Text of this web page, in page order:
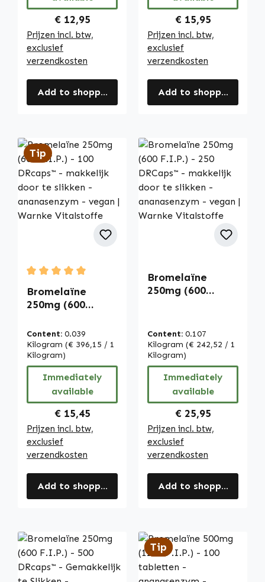
Regular price:
€ 12,95
Prijzen incl. btw,
exclusief
verzendkosten
Add to shopping cart
Regular price:
€ 15,95
Prijzen incl. btw,
exclusief
verzendkosten
Add to shopping cart
Tip
Average rating of 5 out of 5 stars
Bromelaïne
250mg (600
DRcaps™ -
makkelijk door te
slikken -
ananasenzym -
vegan | Warnke
Vitalstoffe
Content: 0.039
Kilogram (€ 396,15 / 1
Kilogram)
Immediately
available
Regular price:
€ 15,45
Prijzen incl. btw,
exclusief
verzendkosten
Add to shopping cart
Bromelaïne
250mg (600
makkelijk door te
slikken -
ananasenzym -
vegan | Warnke
Vitalstoffe
Content: 0.107
Kilogram (€ 242,52 / 1
Kilogram)
Immediately
available
Regular price:
€ 25,95
Prijzen incl. btw,
exclusief
verzendkosten
Add to shopping cart
Tip
Tip